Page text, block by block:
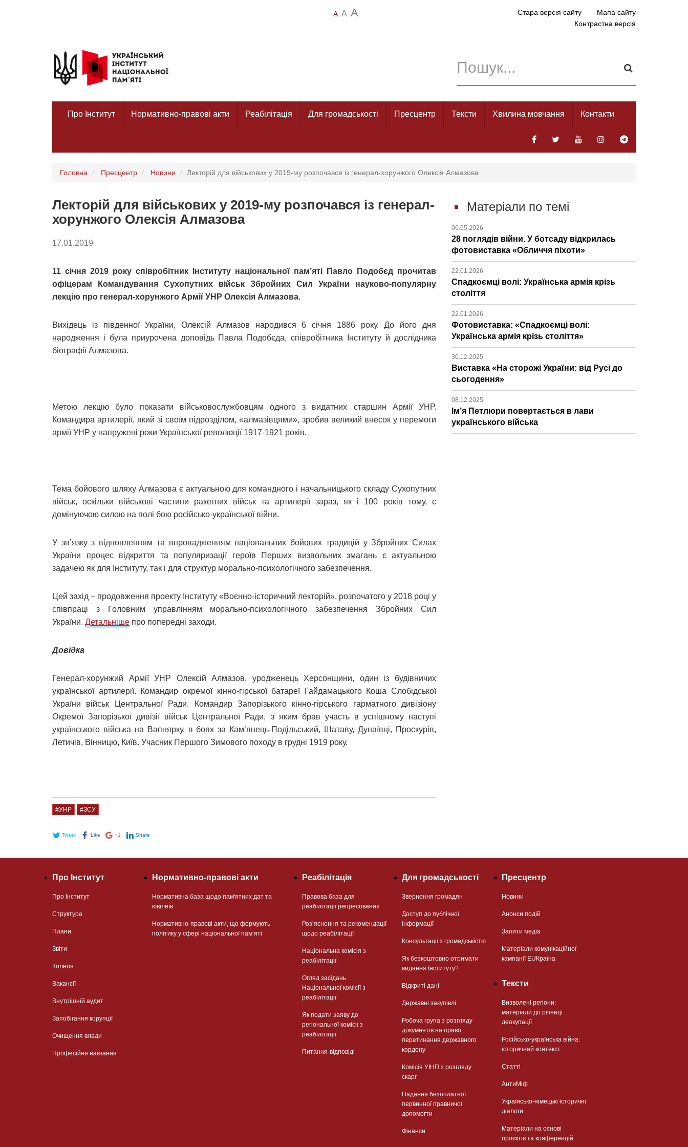
A A A Стара версія сайту
Мапа сайту
Контрастна версія
Про Інститут Нормативно-правові акти Реабілітація Для громадськості Пресцентр Тексти Хвилина мовчання Контакти
Головна Пресцентр Новини Лекторій для військових у 2019-му розпочався із генерал-хорунжого Олексія Алмазова
Лекторій для військових у 2019-му розпочався із генерал-
хорунжого Олексія Алмазова
17.01.2019
11 січня 2019 року співробітник Інституту національної пам’яті Павло Подобєд прочитав
офіцерам Командування Сухопутних військ Збройних Сил України науково-популярну
лекцію про генерал-хорунжого Армії УНР Олексія Алмазова.
Вихідець із південної України, Олексій Алмазов народився 6 січня 1886 року. До його дня
народження і була приурочена доповідь Павла Подобєда, співробітника Інституту й дослідника
біографії Алмазова.
Метою лекцію було показати військовослужбовцям одного з видатних старшин Армії УНР.
Командира артилерії, який зі своїм підрозділом, «алмазівцями», зробив великий внесок у перемоги
армії УНР у напружені роки Української революції 1917-1921 років.
Тема бойового шляху Алмазова є актуальною для командного і начальницького складу Сухопутних
військ, оскільки військові частини ракетних військ та артилерії зараз, як і 100 років тому, є
домінуючою силою на полі бою російсько-української війни.
У зв’язку з відновленням та впровадженням національних бойових традицій у Збройних Силах
України процес відкриття та популяризації героїв Перших визвольних змагань є актуальною
задачею як для Інституту, так і для структур морально-психологічного забезпечення.
Цей захід – продовження проекту Інституту «Воєнно-історичний лекторій», розпочатого у 2018 році у
співпраці з Головним управлінням морально-психологічного забезпечення Збройних Сил
України. Детальніше про попередні заходи.
Довідка
Генерал-хорунжий Армії УНР Олексій Алмазов, уродженець Херсонщини, один із будівничих
української артилерії. Командир окремої кінно-гірської батареї Гайдамацького Коша Слобідської
України військ Центральної Ради. Командир Запорізького кінно-гірського гарматного дивізіону
Окремої Запорізької дивізії військ Центральної Ради, з яким брав участь в успішному наступі
українського війська на Вапнярку, в боях за Кам’янець-Подільський, Шатаву, Дунаївці, Проскурів,
Летичів, Вінницю, Київ. Учасник Першого Зимового походу в грудні 1919 року.
#УНР #ЗСУ
Tweet Like +1 Share
Матеріали по темі
06.05.2026
28 поглядів війни. У ботсаду відкрилась
фотовиставка «Обличчя піхоти»
22.01.2026
Спадкоємці волі: Українська армія крізь
століття
22.01.2026
Фотовиставка: «Спадкоємці волі:
Українська армія крізь століття»
30.12.2025
Виставка «На сторожі України: від Русі до
сьогодення»
08.12.2025
Ім’я Петлюри повертається в лави
українського війська
Про Інститут
Про Інститут
Структура
Плани
Звіти
Колегія
Вакансії
Внутрішній аудит
Запобігання корупції
Очищення влади
Професійне навчання
Нормативно-правові акти
Нормативна база щодо пам'ятних дат та
ювілеїв
Нормативно-правові акти, що формують
політику у сфері національної памʼяті
Реабілітація
Правова база для
реабілітації репресованих
Розʼяснення та рекомендації
щодо реабілітації
Національна комісія з
реабілітації
Огляд засідань
Національної комісії з
реабілітації
Як подати заяву до
регіональної комісії з
реабілітації
Питання-відповіді
Для громадськості
Звернення громадян
Доступ до публічної
інформації
Консультації з громадськістю
Як безкоштовно отримати
видання Інституту?
Відкриті дані
Державні закупівлі
Робоча група з розгляду
документів на право
перетинання державного
кордону
Комісія УІНП з розгляду
скарг
Надання безоплатної
первинної правничої
допомогти
Фінанси
Пресцентр
Новини
Анонси подій
Запити медіа
Матеріали комунікаційної
кампанії EUКраїна
Тексти
Визволені регіони:
матеріали до річниці
деокупації
Російсько-українська війна:
історичний контекст
Статті
АнтиМіф
Українсько-німецькі історичні
діалоги
Матеріали на основі
проєктів та конференцій